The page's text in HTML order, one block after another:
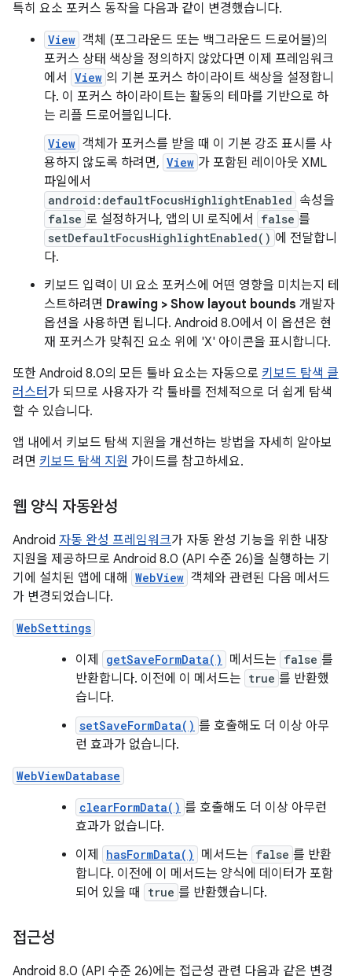
특히 요소 포커스 동작을 다음과 같이 변경했습니다.
View 객체 (포그라운드 또는 백그라운드 드로어블)의
포커스 상태 색상을 정의하지 않았다면 이제 프레임워크
에서
View 의 기본 포커스 하이라이트 색상을 설정합니
다. 이 포커스 하이라이트는 활동의 테마를 기반으로 하
는 리플 드로어블입니다.
View 객체가 포커스를 받을 때 이 기본 강조 표시를 사
용하지 않도록 하려면, View 가 포함된 레이아웃 XML
파일에서
android:defaultFocusHighlightEnabled 속성을
false 로 설정하거나, 앱의 UI 로직에서 false 를
setDefaultFocusHighlightEnabled() 에 전달합니
다.
키보드 입력이 UI 요소 포커스에 어떤 영향을 미치는지 테
스트하려면 Drawing > Show layout bounds 개발자
옵션을 사용하면 됩니다. Android 8.0에서 이 옵션은 현
재 포커스가 맞춰진 요소 위에 'X' 아이콘을 표시합니다.
또한 Android 8.0의 모든 툴바 요소는 자동으로 키보드 탐색 클
러스터 가 되므로 사용자가 각 툴바를 전체적으로 더 쉽게 탐색
할 수 있습니다.
앱 내에서 키보드 탐색 지원을 개선하는 방법을 자세히 알아보
려면 키보드 탐색 지원 가이드를 참고하세요.
웹 양식 자동완성
Android 자동 완성 프레임워크가 자동 완성 기능을 위한 내장
지원을 제공하므로 Android 8.0 (API 수준 26)을 실행하는 기
기에 설치된 앱에 대해
WebView 객체와 관련된 다음 메서드
가 변경되었습니다.
WebSettings
이제 getSaveFormData() 메서드는 false 를
반환합니다. 이전에 이 메서드는 true 를 반환했
습니다.
setSaveFormData() 를 호출해도 더 이상 아무
런 효과가 없습니다.
WebViewDatabase
clearFormData() 를 호출해도 더 이상 아무런
효과가 없습니다.
이제
hasFormData() 메서드는 false 를 반환
합니다. 이전에 이 메서드는 양식에 데이터가 포함
되어 있을 때
true 를 반환했습니다.
접근성
Android 8.0 (API 수준 26)에는 접근성 관련 다음과 같은 변경